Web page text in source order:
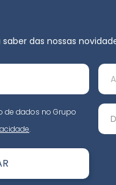
das nossas
de dados no Grupo
.